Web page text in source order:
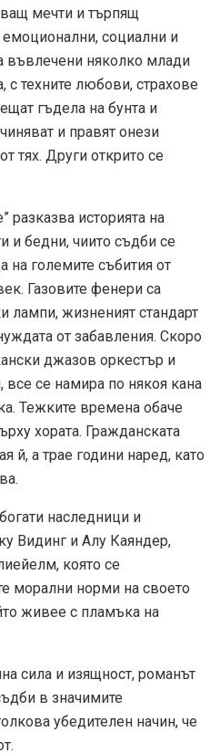
мечти и търпящ
социални и
въвлечени няколко млади
техните любови, страхове
гъдела на бунта и
и правят онези
тях. Други открито се
разказва историята на
и бедни, чиито съдби се
на големите събития от
Газовите фенери са
лампи, жизненият стандарт
от забавления. Скоро
джазов оркестър и
се намира по някоя кана
Тежките времена обаче
хората. Гражданската
й, а трае години наред, като
наследници и
Видинг и Алу Каяндер,
която се
морални норми на своето
живее с пламъка на
сила и изящност, романът
в значимите
убедителен начин, че